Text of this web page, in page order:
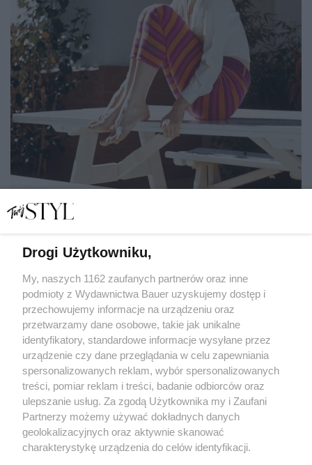
mają te 6 nawyków
LENA KAMIŃSKA
ROZWÓJ
Drogi Użytkowniku,
My, naszych 1162 zaufanych partnerów oraz inne
podmioty z Wydawnictwa Bauer uzyskujemy dostęp i
przechowujemy informacje na urządzeniu oraz
przetwarzamy dane osobowe, takie jak unikalne
identyfikatory, standardowe informacje wysyłane przez
urządzenie czy dane przeglądania w celu zapewniania
spersonalizowanych reklam, wybór spersonalizowanych
treści, pomiar reklam i treści, badanie odbiorców oraz
ulepszanie usług. Za zgodą Użytkownika my i Zaufani
Partnerzy możemy używać dokładnych danych
geolokalizacyjnych oraz aktywnie skanować
charakterystykę urządzenia do celów identyfikacji.